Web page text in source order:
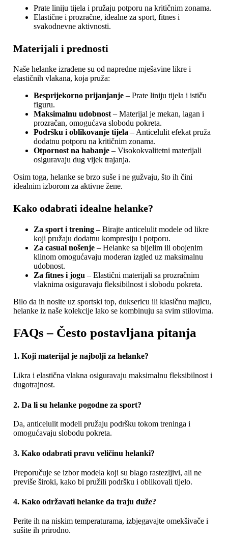
Prate liniju tijela i pružaju potporu na kritičnim zonama.
Elastične i prozračne, idealne za sport, fitnes i
svakodnevne aktivnosti.
Materijali i prednosti
Naše helanke izrađene su od napredne mješavine likre i
elastičnih vlakana, koja pruža:
Besprijekorno prijanjanje– Prate liniju tijela i ističu
figuru.
Maksimalnu udobnost– Materijal je mekan, lagan i
prozračan, omogućava slobodu pokreta.
Podršku i oblikovanje tijela– Anticelulit efekat pruža
dodatnu potporu na kritičnim zonama.
Otpornost na habanje– Visokokvalitetni materijali
osiguravaju dug vijek trajanja.
Osim toga, helanke se brzo suše i ne gužvaju, što ih čini
idealnim izborom za aktivne žene.
Kako odabrati idealne helanke?
Za sport i trening –Birajte anticelulit modele od likre
koji pružaju dodatnu kompresiju i potporu.
Za casual nošenje– Helanke sa bijelim ili obojenim
klinom omogućavaju moderan izgled uz maksimalnu
udobnost.
Za fitnes i jogu – Elastični materijali sa prozračnim
vlaknima osiguravaju fleksibilnost i slobodu pokreta.
Bilo da ih nosite uz sportski top, duksericu ili klasičnu majicu,
helanke iz naše kolekcije lako se kombinuju sa svim stilovima.
FAQs – Često postavljana pitanja
1. Koji materijal je najbolji za helanke?
Likra i elastična vlakna osiguravaju maksimalnu fleksibilnost i
dugotrajnost.
2. Da li su helanke pogodne za sport?
Da, anticelulit modeli pružaju podršku tokom treninga i
omogućavaju slobodu pokreta.
3. Kako odabrati pravu veličinu helanki?
Preporučuje se izbor modela koji su blago rastezljivi, ali ne
previše široki, kako bi pružili podršku i oblikovali tijelo.
4. Kako održavati helanke da traju duže?
Perite ih na niskim temperaturama, izbjegavajte omekšivače i
sušite ih prirodno.